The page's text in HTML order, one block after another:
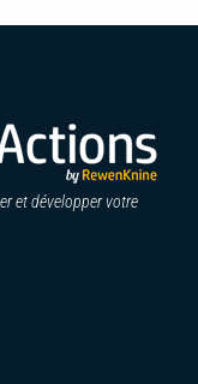
et développer votre